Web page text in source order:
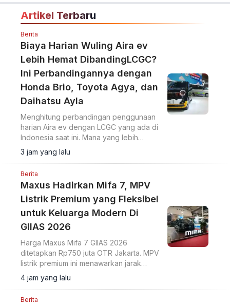
Artikel Terbaru
Berita
Biaya Harian Wuling Aira ev
Lebih Hemat DibandingLCGC?
Ini Perbandingannya dengan
Honda Brio, Toyota Agya, dan
Daihatsu Ayla
Menghitung perbandingan penggunaan
harian Aira ev dengan LCGC yang ada di
Indonesia saat ini. Mana yang lebih
hemat?
3 jam yang lalu
Berita
Maxus Hadirkan Mifa 7, MPV
Listrik Premium yang Fleksibel
untuk Keluarga Modern Di
GIIAS 2026
Harga Maxus Mifa 7 GIIAS 2026
ditetapkan Rp750 juta OTR Jakarta. MPV
listrik premium ini menawarkan jarak
tempuh 570 km dan ADAS Level 2+.
4 jam yang lalu
Berita